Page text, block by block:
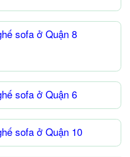
sofa ở Quận 8
sofa ở Quận 6
sofa ở Quận 10